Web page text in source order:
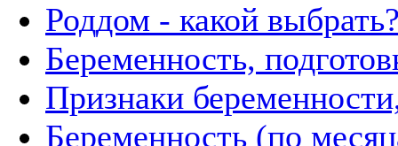
Роддом - какой
Беременность,
Признаки
Беременность (по